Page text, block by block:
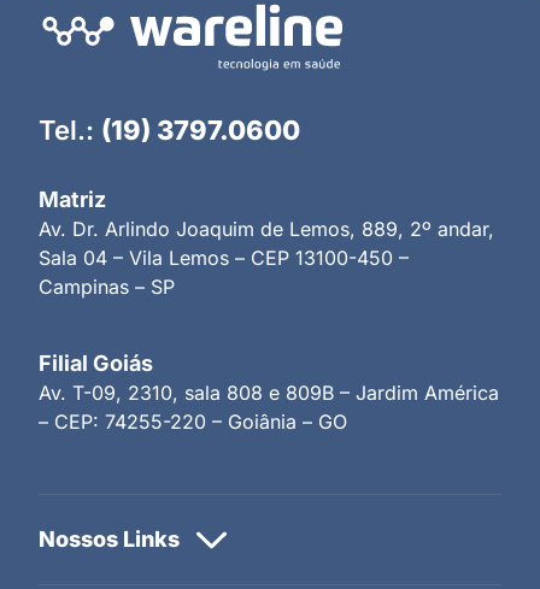
Tel.: (19) 3797.0600
Matriz
Av. Dr. Arlindo Joaquim de Lemos, 889, 2º andar,
Sala 04 – Vila Lemos – CEP 13100-450 –
Campinas – SP
Filial Goiás
Av. T-09, 2310, sala 808 e 809B – Jardim América
– CEP: 74255-220 – Goiânia – GO